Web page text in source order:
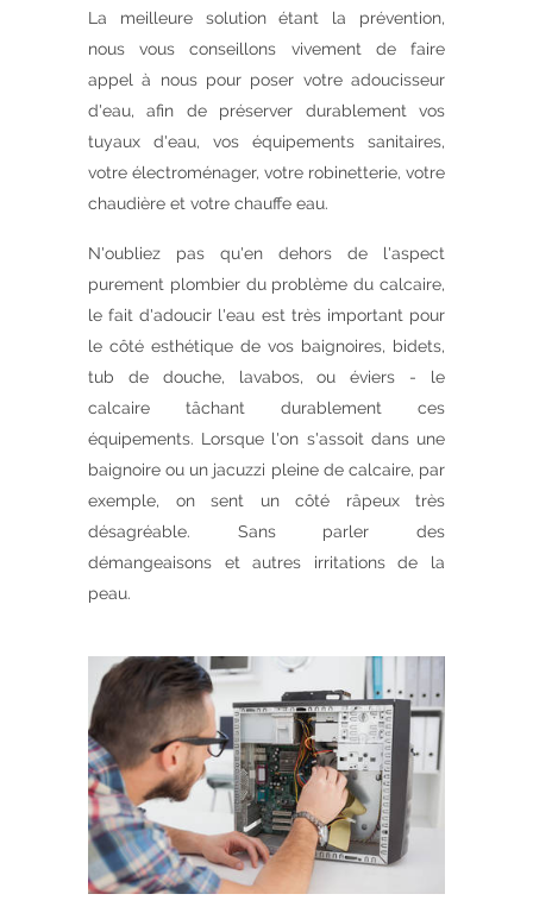
La meilleure solution étant la prévention,
nous vous conseillons vivement de faire
appel à nous pour poser votre adoucisseur
d'eau, afin de préserver durablement vos
tuyaux d'eau, vos équipements sanitaires,
votre électroménager, votre robinetterie, votre
chaudière et votre chauffe eau.
N'oubliez pas qu'en dehors de l'aspect
purement plombier du problème du calcaire,
le fait d'adoucir l'eau est très important pour
le côté esthétique de vos baignoires, bidets,
tub de douche, lavabos, ou éviers - le
calcaire tâchant durablement ces
équipements. Lorsque l'on s'assoit dans une
baignoire ou un jacuzzi pleine de calcaire, par
exemple, on sent un côté râpeux très
désagréable. Sans parler des
démangeaisons et autres irritations de la
peau.